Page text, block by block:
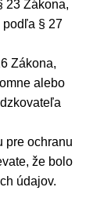
23 Zákona,
podľa § 27
Zákona,
alebo
pre ochranu
že bolo
údajov.